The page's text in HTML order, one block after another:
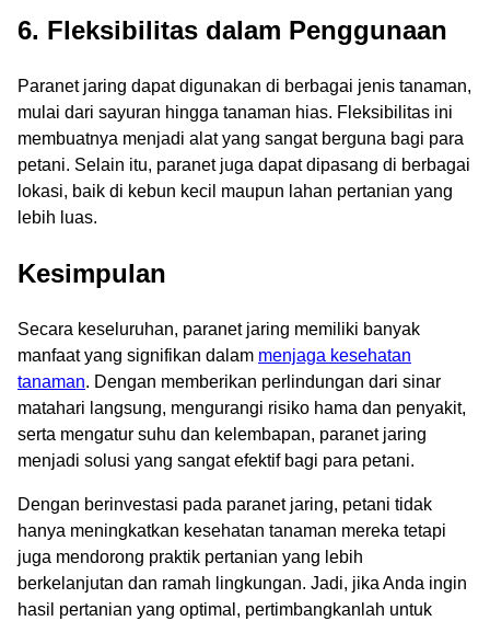
6. Fleksibilitas dalam Penggunaan
Paranet jaring dapat digunakan di berbagai jenis tanaman,
mulai dari sayuran hingga tanaman hias. Fleksibilitas ini
membuatnya menjadi alat yang sangat berguna bagi para
petani. Selain itu, paranet juga dapat dipasang di berbagai
lokasi, baik di kebun kecil maupun lahan pertanian yang
lebih luas.
Kesimpulan
Secara keseluruhan, paranet jaring memiliki banyak
manfaat yang signifikan dalam menjaga kesehatan
tanaman. Dengan memberikan perlindungan dari sinar
matahari langsung, mengurangi risiko hama dan penyakit,
serta mengatur suhu dan kelembapan, paranet jaring
menjadi solusi yang sangat efektif bagi para petani.
Dengan berinvestasi pada paranet jaring, petani tidak
hanya meningkatkan kesehatan tanaman mereka tetapi
juga mendorong praktik pertanian yang lebih
berkelanjutan dan ramah lingkungan. Jadi, jika Anda ingin
hasil pertanian yang optimal, pertimbangkanlah untuk